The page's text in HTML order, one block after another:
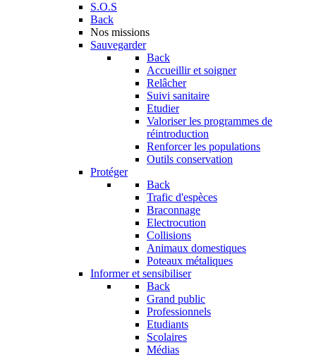
S.O.S
Back
Nos missions
Sauvegarder
Back
Accueillir et soigner
Relâcher
Suivi sanitaire
Etudier
Valoriser les programmes de
réintroduction
Renforcer les populations
Outils conservation
Protéger
Back
Trafic d'espèces
Braconnage
Electrocution
Collisions
Animaux domestiques
Poteaux métaliques
Informer et sensibiliser
Back
Grand public
Professionnels
Etudiants
Scolaires
Médias